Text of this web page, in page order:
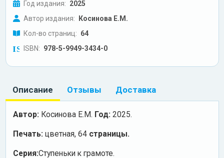
Год издания: 2025
Автор издания: Косинова Е.М.
Кол-во страниц: 64
ISBN: 978-5-9949-3434-0
Описание Отзывы Доставка
Автор: Косинова Е.М. Год: 2025.
Печать: цветная, 64страницы.
Серия:Ступеньки к грамоте.